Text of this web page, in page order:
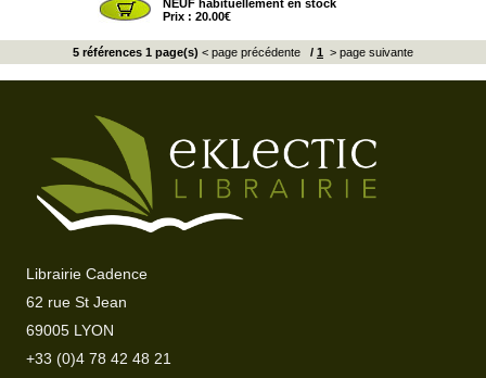
NEUF habituellement en stock
Prix : 20.00€
5 références 1 page(s) < page précédente / 1 > page suivante
Librairie Cadence
62 rue St Jean
69005 LYON
+33 (0)4 78 42 48 21